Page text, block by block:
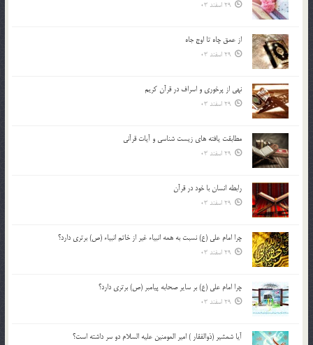
29 اسفند 03
از عمق چاه تا اوج جاه
29 اسفند 03
نهي از پرخوري و اسراف در قرآن کريم
29 اسفند 03
مطابقت یافته های زیست شناسی و آیات قرآنی
29 اسفند 03
رابطه انسان با خود در قرآن
29 اسفند 03
چرا امام علی (ع) نسبت به همه انبیاء غیر از خاتم انبیاء (ص) برتری دارد؟
29 اسفند 03
چرا امام علی (ع) بر سایر صحابه پیامبر (ص) برتری دارد؟
29 اسفند 03
آیا شمشیر (ذوالفقار ) امیر المومنین علیه السلام دو سر داشته است؟